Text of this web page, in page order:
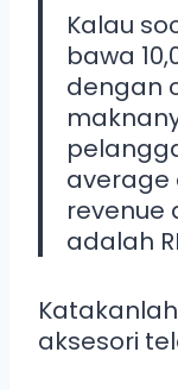
Kalau
bawa
dengan
average
revenue
adalah
aksesori